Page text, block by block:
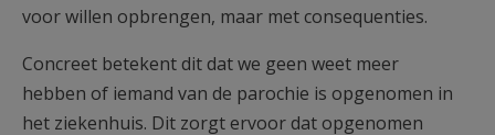
voor willen opbrengen, maar met consequenties.
Concreet betekent dit dat we geen weet meer
hebben of iemand van de parochie is opgenomen in
het ziekenhuis. Dit zorgt ervoor dat opgenomen